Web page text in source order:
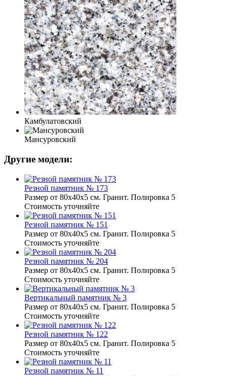
Камбулатовский
Мансуровский
Другие модели:
Резной памятник № 173
Размер от 80х40х5 см. Гранит. Полировка 5
Стоимость уточняйте
Резной памятник № 151
Размер от 80х40х5 см. Гранит. Полировка 5
Стоимость уточняйте
Резной памятник № 204
Размер от 80х40х5 см. Гранит. Полировка 5
Стоимость уточняйте
Вертикальный памятник № 3
Размер от 80х40х5 см. Гранит. Полировка 5
Стоимость уточняйте
Резной памятник № 122
Размер от 80х40х5 см. Гранит. Полировка 5
Стоимость уточняйте
Резной памятник № 11